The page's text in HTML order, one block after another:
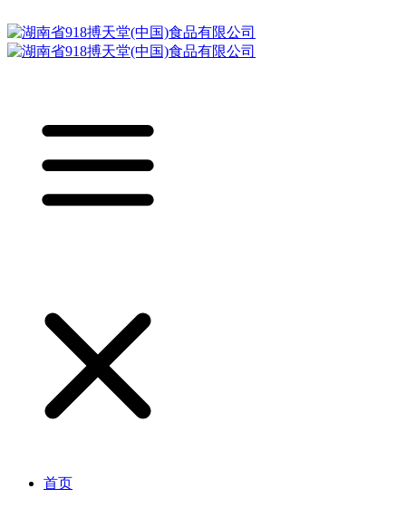
首页